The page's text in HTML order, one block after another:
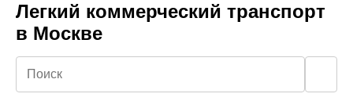
Легкий коммерческий транспорт
в Москве